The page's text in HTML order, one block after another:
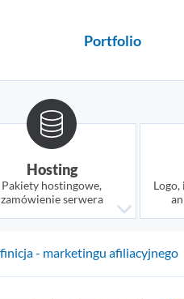
Portfolio
Hosting
Pakiety hostingowe,
zamówienie serwera
- marketingu afiliacyjnego